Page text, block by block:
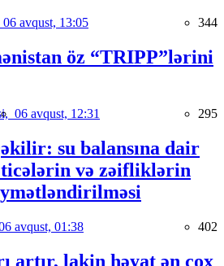
06 avqust, 13:05 344
öz “TRIPP”lərini
06 avqust, 12:31 295
su balansına dair
və zəifliklərin
avqust, 01:38 402
artır, lakin həyat ən çox